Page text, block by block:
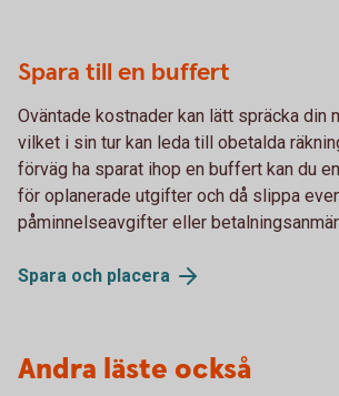
Spara till en buffert
Oväntade kostnader kan lätt spräcka din
vilket i sin tur kan leda till obetalda
förväg ha sparat ihop en buffert kan du
för oplanerade utgifter och då slippa
påminnelseavgifter eller
Spara och placera
Andra läste också